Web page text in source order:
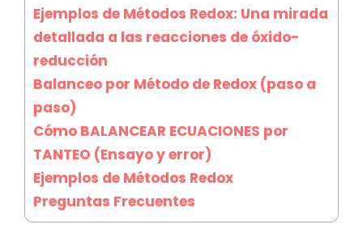
Ejemplos de Métodos Redox: Una mirada
detallada a las reacciones de óxido-
reducción
Balanceo por Método de Redox (paso a
paso)
Cómo BALANCEAR ECUACIONES por
TANTEO (Ensayo y error)
Ejemplos de Métodos Redox
Preguntas Frecuentes